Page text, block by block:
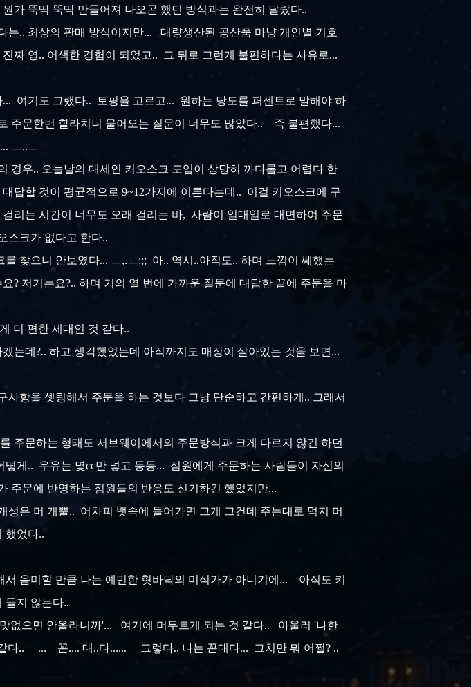
가 뚝딱 뚝딱 만들어져 나오곤 했던 방식과는 완전히 달랐다..
는.. 최상의 판매 방식이지만... 대량생산된 공산품 마냥 개인별 기호
짜 영.. 어색한 경험이 되었고.. 그 뒤로 그런게 불편하다는 사유로...
여기도 그랬다.. 토핑을 고르고... 원하는 당도를 퍼센트로 말해야 하
주문한번 할라치니 물어오는 질문이 너무도 많았다.. 즉 불편했다...
ㅡ,.ㅡ
경우.. 오늘날의 대세인 키오스크 도입이 상당히 까다롭고 어렵다 한
답할 것이 평균적으로 9~12가지에 이른다는데.. 이걸 키오스크에 구
리는 시간이 너무도 오래 걸리는 바, 사람이 일대일로 대면하여 주문
스크가 없다고 한다..
찾으니 안보였다... ㅡ,.ㅡ;;; 아.. 역시..아직도.. 하며 느낌이 쎄했는
저거는요?.. 하며 거의 열 번에 가까운 질문에 대답한 끝에 주문을 마
더 편한 세대인 것 같다..
는데?.. 하고 생각했었는데 아직까지도 매장이 살아있는 것을 보면...
항을 셋팅해서 주문을 하는 것보다 그냥 단순하고 간편하게.. 그래서
주문하는 형태도 서브웨이에서의 주문방식과 크게 다르지 않긴 하던
게.. 우유는 몇cc만 넣고 등등... 점원에게 주문하는 사람들이 자신의
주문에 반영하는 점원들의 반응도 신기하긴 했었지만...
은 머 개뿔.. 어차피 뱃속에 들어가면 그게 그건데 주는대로 먹지 머
했었다..
음미할 만큼 나는 예민한 혓바닥의 미식가가 아니기에... 아직도 키
들지 않는다..
없으면 안올라니까'... 여기에 머무르게 되는 것 같다.. 아울러 '나한
다.. ... 꼰.... 대..다...... 그렇다.. 나는 꼰대다... 그치만 뭐 어쩔? ..